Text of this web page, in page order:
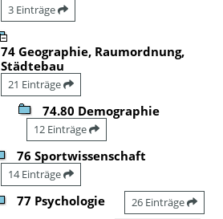
3 Einträge
74 Geographie, Raumordnung,
Städtebau
21 Einträge
74.80 Demographie
12 Einträge
76 Sportwissenschaft
14 Einträge
77 Psychologie 26 Einträge